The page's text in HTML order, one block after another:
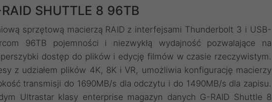
SHUTTLE 8 96TB
sprzętową macierzą RAID z interfejsami Thunderbolt 3 i USB-
96TB pojemności i niezwykłą wydajność pozwalające na
dostęp do plików i edycję filmów w czasie rzeczywistym.
z udziałem plików 4K, 8K i VR, umożliwia konfigurację macierzy
transmisji do 1690MB/s dla odczytu i do 1490MB/s dla zapisu.
Ultrastar klasy enterprise magazyn danych G-RAID Shuttle 8